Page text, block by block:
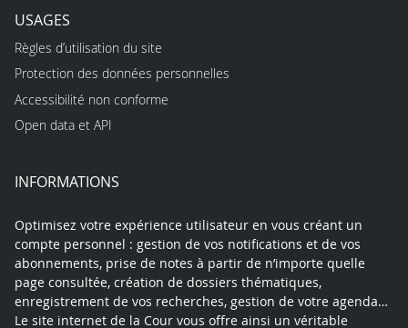
USAGES
Règles d’utilisation du site
Protection des données personnelles
Accessibilité non conforme
Open data et API
INFORMATIONS
Optimisez votre expérience utilisateur en vous créant un
compte personnel : gestion de vos notifications et de vos
abonnements, prise de notes à partir de n’importe quelle
page consultée, création de dossiers thématiques,
enregistrement de vos recherches, gestion de votre agenda…
Le site internet de la Cour vous offre ainsi un véritable